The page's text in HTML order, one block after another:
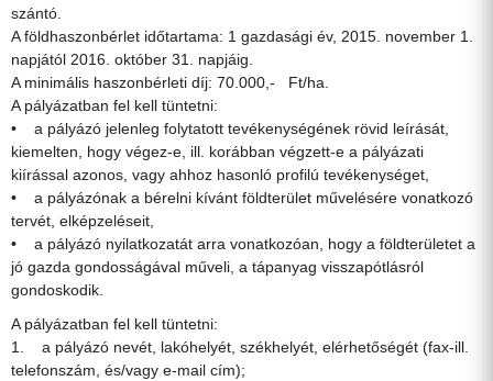
szántó.
A földhaszonbérlet időtartama: 1 gazdasági év, 2015. november 1.
napjától 2016. október 31. napjáig.
A minimális haszonbérleti díj: 70.000,- Ft/ha.
A pályázatban fel kell tüntetni:
• a pályázó jelenleg folytatott tevékenységének rövid leírását,
kiemelten, hogy végez-e, ill. korábban végzett-e a pályázati
kiírással azonos, vagy ahhoz hasonló profilú tevékenységet,
• a pályázónak a bérelni kívánt földterület művelésére vonatkozó
tervét, elképzeléseit,
• a pályázó nyilatkozatát arra vonatkozóan, hogy a földterületet a
jó gazda gondosságával műveli, a tápanyag visszapótlásról
gondoskodik.
A pályázatban fel kell tüntetni:
1. a pályázó nevét, lakóhelyét, székhelyét, elérhetőségét (fax-ill.
telefonszám, és/vagy e-mail cím);